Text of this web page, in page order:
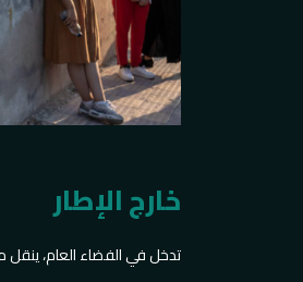
خارج الإطار
تدخل في الفضاء العام، ينقل